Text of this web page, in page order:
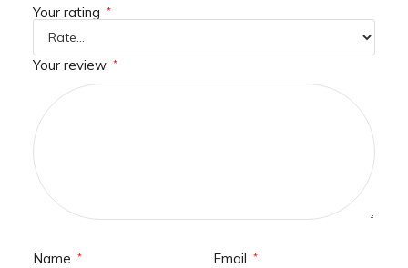
Your rating *
Your review *
Name * Email *